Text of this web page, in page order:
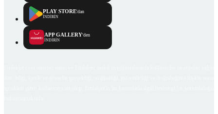
PLAY STORE'dan
İNDİRİN
APP GALLERY'den
İNDİRİN